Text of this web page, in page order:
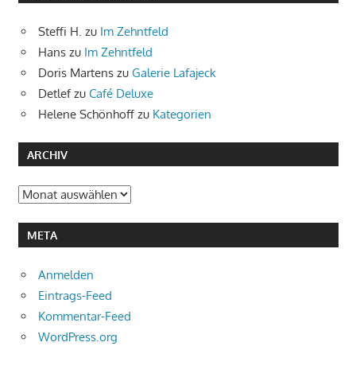
Steffi H. zu Im Zehntfeld
Hans zu Im Zehntfeld
Doris Martens zu Galerie Lafajeck
Detlefzu Café Deluxe
Helene Schönhoff zu Kategorien
ARCHIV
Archiv
META
Anmelden
Eintrags-Feed
Kommentar-Feed
WordPress.org